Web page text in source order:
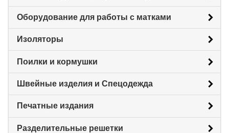
Оборудование для работы с матками
Изоляторы
Поилки и кормушки
Швейные изделия и Спецодежда
Печатные издания
Разделительные решетки